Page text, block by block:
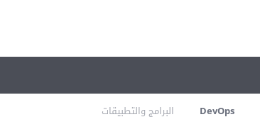
DevOps البرامج والتطبيقات